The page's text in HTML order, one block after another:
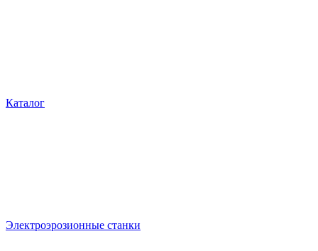
Каталог
Электроэрозионные станки